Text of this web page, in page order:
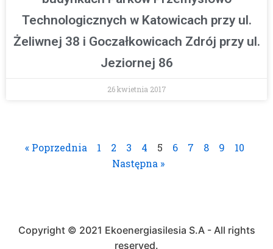
Technologicznych w Katowicach przy ul.
Żeliwnej 38 i Goczałkowicach Zdrój przy ul.
Jeziornej 86
26 kwietnia 2017
« Poprzednia 1 2 3 4 5 6 7 8 9
10
Następna »
Copyright © 2021 Ekoenergiasilesia S.A - All rights
reserved.